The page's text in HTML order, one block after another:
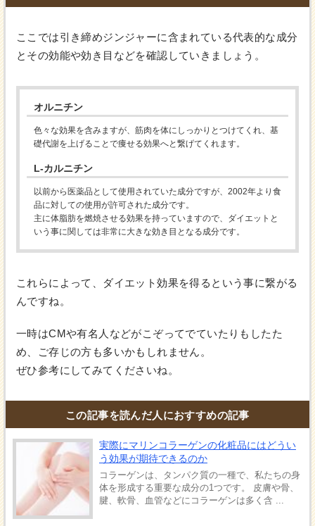
ここでは引き締めジンジャーに含まれている代表的な成分
とその効能や効き目などを確認していきましょう。
オルニチン
色々な効果を含みますが、筋肉を体にしっかりとつけてくれ、基
礎代謝を上げることで痩せる効果へと繋げてくれます。
L-カルニチン
以前から医薬品として使用されていた成分ですが、2002年より食
品に対しての使用が許可された成分です。
主に体脂肪を燃焼させる効果を持っていますので、ダイエットと
いう事に関しては非常に大きな効き目となる成分です。
これらによって、ダイエット効果を得るという事に繋がる
んですね。
一時はCMや有名人などがこぞってでていたりもしたた
め、ご存じの方も多いかもしれません。
ぜひ参考にしてみてくださいね。
この記事を読んだ人におすすめの記事
実際にマリンコラーゲンの化粧品にはどうい
う効果が期待できるのか
コラーゲンは、タンパク質の一種で、私たちの身
体を形成する重要な成分の1つです。 皮膚や骨、
腱、軟骨、血管などにコラーゲンは多く含 ...